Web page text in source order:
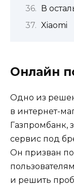
В
Xiaomi
Онлайн
Одно из
в интернет-
Газпромбанк,
сервис под
Он призван
и решить